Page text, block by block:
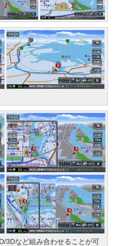
3Dなど組み合わせることが可